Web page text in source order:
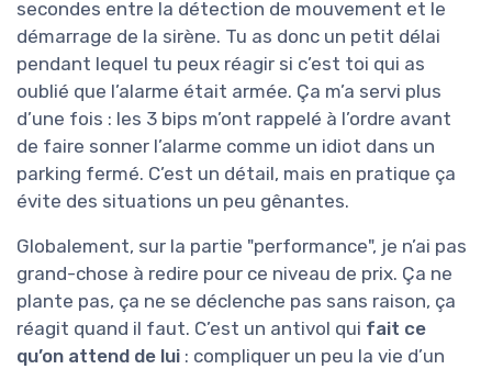
secondes entre la détection de mouvement et le
démarrage de la sirène. Tu as donc un petit délai
pendant lequel tu peux réagir si c’est toi qui as
oublié que l’alarme était armée. Ça m’a servi plus
d’une fois : les 3 bips m’ont rappelé à l’ordre avant
de faire sonner l’alarme comme un idiot dans un
parking fermé. C’est un détail, mais en pratique ça
évite des situations un peu gênantes.
Globalement, sur la partie "performance", je n’ai pas
grand-chose à redire pour ce niveau de prix. Ça ne
plante pas, ça ne se déclenche pas sans raison, ça
réagit quand il faut. C’est un antivol qui fait ce
qu’on attend de lui : compliquer un peu la vie d’un